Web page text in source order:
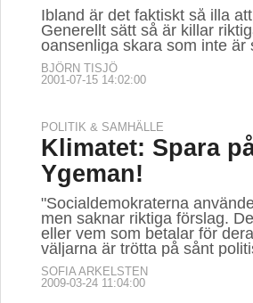
Ibland är det faktiskt så illa
Generellt sätt så är killar
oansenliga skara som inte är
BJÖRN TISJÖ
2001-07-15 14:02:00
POLITIK & SAMHÄLLE
Klimatet: Spara
Ygeman!
"Socialdemokraterna
men saknar riktiga förslag.
eller vem som betalar för
väljarna är trötta på sånt
SOFIA ARKELSTEN
2009-03-24 11:04:00